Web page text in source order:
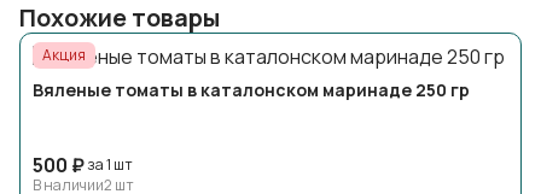
Похожие товары
Акция
Вяленые томаты в каталонском маринаде 250 гр
500 ₽за 1 шт
В наличии2 шт